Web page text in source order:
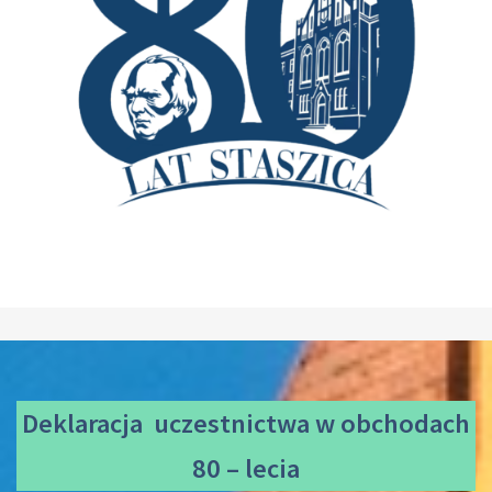
Deklaracja uczestnictwaw obchodach
80 – lecia